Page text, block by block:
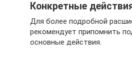
Конкретные
Для более подробной
рекомендует припомнить
основные действия.